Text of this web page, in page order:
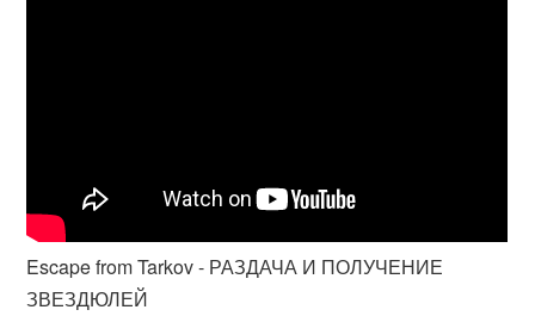
Escape from Tarkov - РАЗДАЧА И ПОЛУЧЕНИЕ
ЗВЕЗДЮЛЕЙ